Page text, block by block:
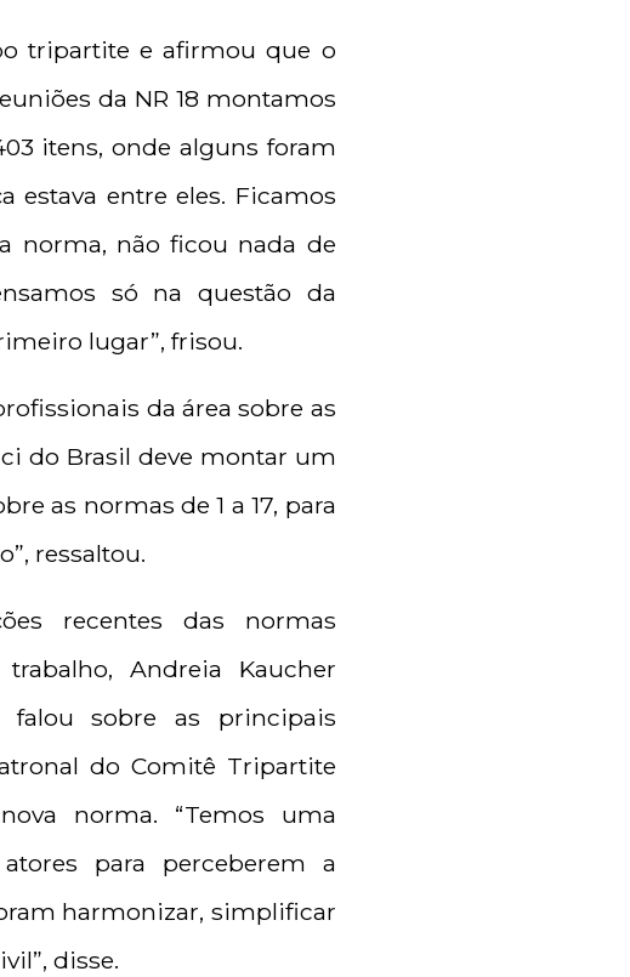
tripartite e afirmou que o
da NR 18 montamos
itens, onde alguns foram
estava entre eles. Ficamos
norma, não ficou nada de
só na questão da
lugar”, frisou.
da área sobre as
do Brasil deve montar um
as normas de 1 a 17, para
ressaltou.
recentes das normas
Andreia Kaucher
falou sobre as principais
do Comitê Tripartite
norma. “Temos uma
para perceberem a
harmonizar, simplificar
disse.